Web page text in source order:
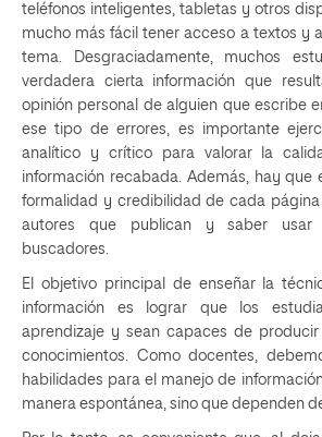
teléfonos inteligentes, tabletas y otros
mucho más fácil tener acceso a textos y
tema. Desgraciadamente, muchos
verdadera cierta información que
opinión personal de alguien que escribe
ese tipo de errores, es importante
analítico y crítico para valorar la
información recabada. Además, hay que
formalidad y credibilidad de cada
autores que publican y saber usar
buscadores.
El objetivo principal de enseñar la
información es lograr que los
aprendizaje y sean capaces de
conocimientos. Como docentes,
habilidades para el manejo de
manera espontánea, sino que dependen